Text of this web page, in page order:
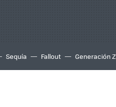
Sequía Fallout Generación Z